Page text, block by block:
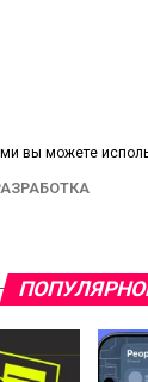
вы можете